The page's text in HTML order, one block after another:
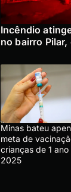
Incêndio
no bairro
Minas bateu
meta de
crianças de 1 ano
2025